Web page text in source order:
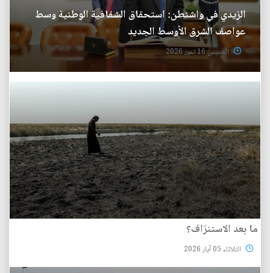
الزيدي في واشنطن: استحقاق الشفافية الوطنية وسط
عواصف الشرق الأوسط الجديد
الخميس 16 تموز 2026
ما بعد الاستنزاف؟
الثلاثاء 05 آيار 2026